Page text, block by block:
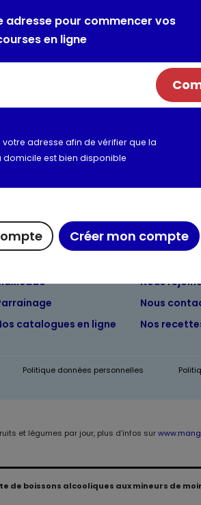
Utilisation et
Allergènes :
Informations
catalogues en ligne
Nous
Nous
Nos
Politique données personnelles
et légumes par jour, plus d’infos sur
de boissons alcooliques aux mineurs de
adresse pour commencer vos
en ligne
adresse afin de vérifier que la
domicile est bien disponible
Créer mon compte